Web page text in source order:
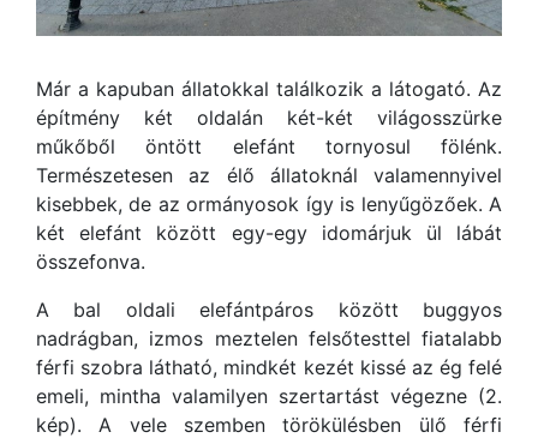
Már a kapuban állatokkal találkozik a látogató. Az
építmény két oldalán két-két világosszürke
műkőből öntött elefánt tornyosul fölénk.
Természetesen az élő állatoknál valamennyivel
kisebbek, de az ormányosok így is lenyűgözőek. A
két elefánt között egy-egy idomárjuk ül lábát
összefonva.
A bal oldali elefántpáros között buggyos
nadrágban, izmos meztelen felsőtesttel fiatalabb
férfi szobra látható, mindkét kezét kissé az ég felé
emeli, mintha valamilyen szertartást végezne (2.
kép). A vele szemben törökülésben ülő férfi